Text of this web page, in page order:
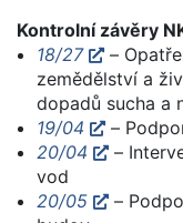
Kontrolní závěry
18/27
–
zemědělství a
dopadů sucha a
19/04
–
20/04
–
vod
20/05
–